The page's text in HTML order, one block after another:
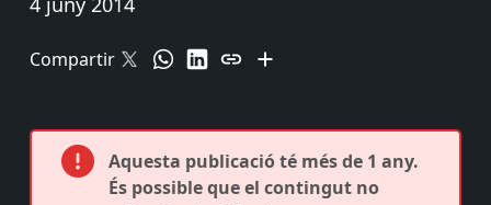
Compartir
Aquesta publicació té més de 1 any.
És possible que el contingut no